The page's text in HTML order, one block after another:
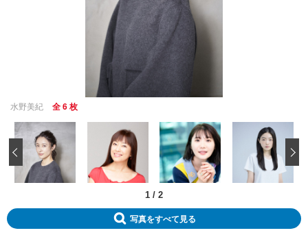
水野美紀 全 6 枚
1 / 2
‹
写真をすべて見る